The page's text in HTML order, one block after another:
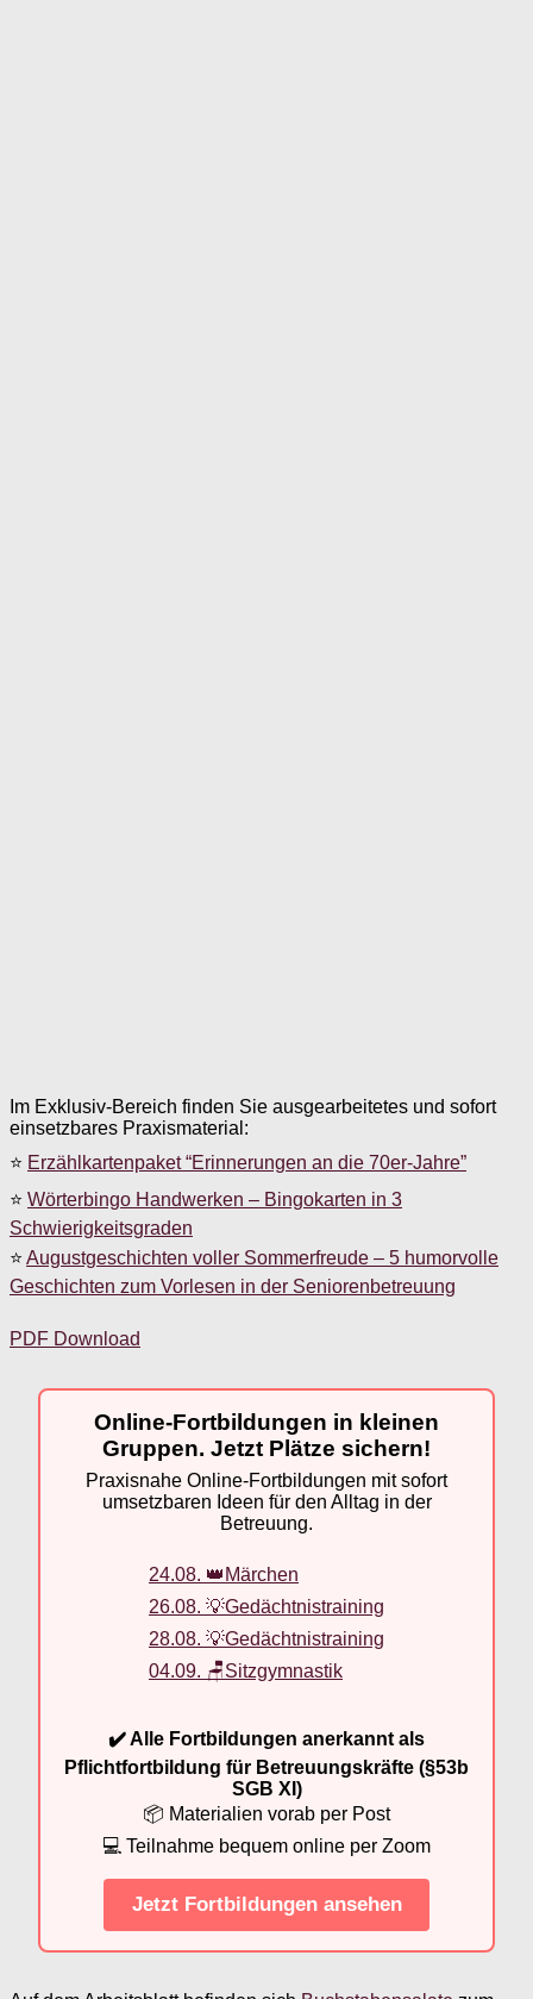
Im Exklusiv-Bereich finden Sie ausgearbeitetes und sofort
einsetzbares Praxismaterial:
⭐ Erzählkartenpaket “Erinnerungen an die 70er-Jahre”
⭐ Wörterbingo Handwerken – Bingokarten in 3
Schwierigkeitsgraden
⭐ Augustgeschichten voller Sommerfreude – 5 humorvolle
Geschichten zum Vorlesen in der Seniorenbetreuung
PDF Download
Online-Fortbildungen in kleinen
Gruppen. Jetzt Plätze sichern!
Praxisnahe Online-Fortbildungen mit sofort
umsetzbaren Ideen für den Alltag in der
Betreuung.
24.08. 👑Märchen
26.08. 💡Gedächtnistraining
28.08. 💡Gedächtnistraining
04.09. 🪑Sitzgymnastik
✔️ Alle Fortbildungen anerkannt als
Pflichtfortbildung für Betreuungskräfte (§53b
SGB XI)
📦 Materialien vorab per Post
💻 Teilnahme bequem online per Zoom
Jetzt Fortbildungen ansehen